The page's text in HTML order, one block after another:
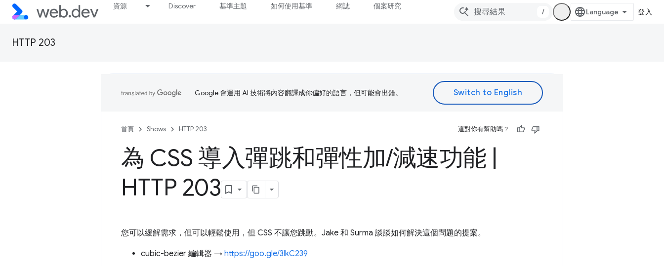
資源 Discover 基準主題 如何使用基準 網誌 個案研究
/ 登入
HTTP 203
Google 會運用 AI 技術將內容翻譯成你偏好的語言，但可能會出錯。
首頁 Shows HTTP 203 這對你有幫助嗎？
為 CSS 導入彈跳和彈性加/減速功能
HTTP 203
您可以緩解需求，但可以輕鬆使用，但 CSS 不讓您跳動。Jake 和 Surma 談談如何解決這個問題的提案。
cubic-bezier 編輯器 → https://goo.gle/3lkC239